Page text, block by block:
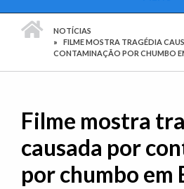
PÁGINA INICIAL
NOTÍCIAS
FILME MOSTRA TRAGÉDIA
CONTAMINAÇÃO POR CHUMBO
Filme mostra
causada por
por chumbo em